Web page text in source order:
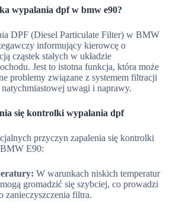
wypalania dpf w bmw e90?
DPF (Diesel Particulate Filter) w BMW
informujący kierowcę o
cząstek stałych w układzie
Jest to istotna funkcja, która może
problemy związane z systemem filtracji
uwagi i naprawy.
się kontrolki wypalania dpf
przyczyn zapalenia się kontrolki
E90:
W warunkach niskich temperatur
mogą gromadzić się szybciej, co prowadzi
zanieczyszczenia filtra.